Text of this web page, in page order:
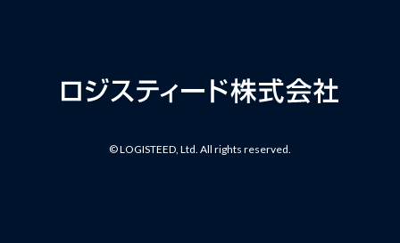
© LOGISTEED, Ltd. All rights reserved.